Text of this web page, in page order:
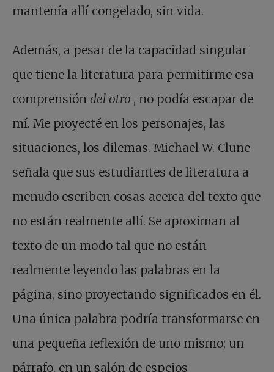
mantenía allí congelado, sin vida.
Además, a pesar de la capacidad singular
que tiene la literatura para permitirme esa
comprensión del otro , no podía escapar de
mí. Me proyecté en los personajes, las
situaciones, los dilemas. Michael W. Clune
señala que sus estudiantes de literatura a
menudo escriben cosas acerca del texto que
no están realmente allí. Se aproximan al
texto de un modo tal que no están
realmente leyendo las palabras en la
página, sino proyectando significados en él.
Una única palabra podría transformarse en
una pequeña reflexión de uno mismo; un
párrafo, en un salón de espejos